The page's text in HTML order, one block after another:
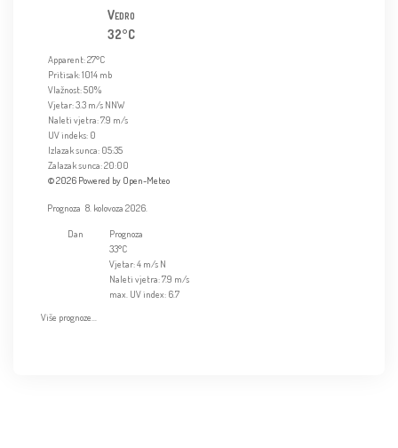
Vedro
32°C
Apparent: 27°C
Pritisak: 1014 mb
Vlažnost: 50%
Vjetar: 3.3 m/s NNW
Naleti vjetra: 7.9 m/s
UV indeks: 0
Izlazak sunca: 05:35
Zalazak sunca: 20:00
© 2026 Powered by Open-Meteo
Prognoza 8. kolovoza 2026.
Dan
Prognoza
33°C
Vjetar: 4 m/s N
Naleti vjetra: 7.9 m/s
max. UV index: 6.7
Više prognoze...